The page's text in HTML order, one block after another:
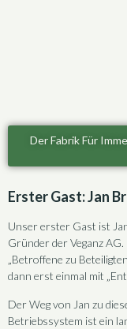
Der Fabrik Für
Erster Gast: Jan
Unser erster Gast ist
Gründer der Veganz AG.
„Betroffene zu
dann erst einmal mit
Der Weg von Jan zu
Betriebssystem ist ein